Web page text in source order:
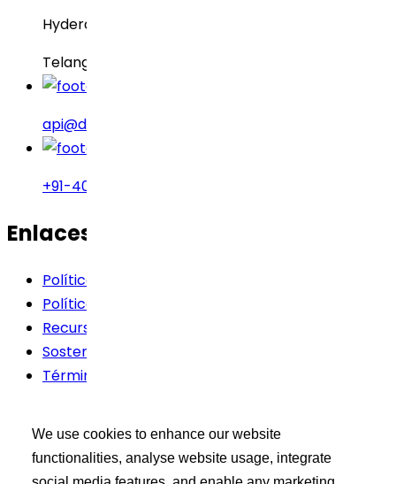
We use cookies to enhance our website
functionalities, analyse website usage, integrate
Hyderabad – 500034
Telangana, India
api@drreddys.com
+91-40-49002222
Enlaces rápidos
Política de cookies
Política de privacidad
Recursos
Sostenibilidad
Términos de Uso
Kit de herramientas del
comprador